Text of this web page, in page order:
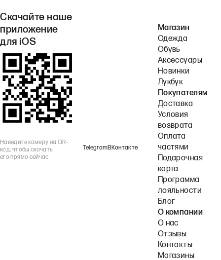
Скачайте наше
приложение
для iOS
или Android.
Наведите камеру на QR-
код, чтобы скачать
его прямо сейчас
TelegramВКонтакте
Магазин
Одежда
Обувь
Аксессуары
Новинки
Лукбук
Покупателям
Доставка
Условия
возврата
Оплата
частями
Подарочная
карта
Программа
лояльности
Блог
О компании
О нас
Отзывы
Контакты
Магазины